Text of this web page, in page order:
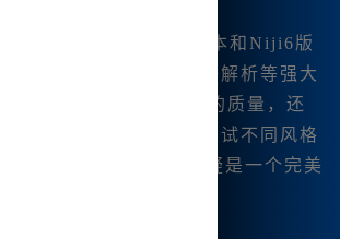
版集成了最新的V6.1版本和Niji6版
成、混合图像🔥、咒语解析等强大
不仅提高.了生成图像的质量，还
性和速度。对于喜欢尝试不同风格
户来说，Midjourney无疑是一个完美